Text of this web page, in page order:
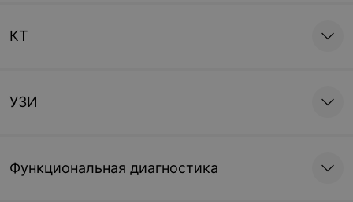
КТ
УЗИ
Функциональная диагностика